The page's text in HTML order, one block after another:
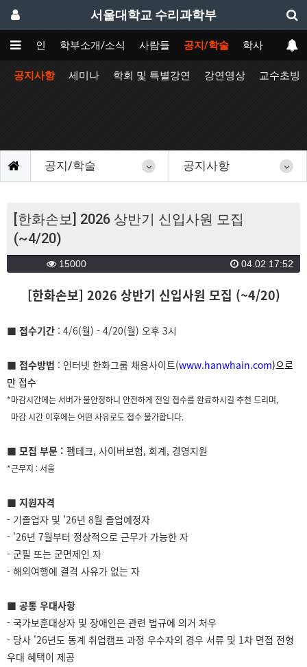
서울대학교 수리과학부
메인 학부소개/소식 사람들 공지/학술 학사
공지사항 세미나 학회 및 특별강연 강연영상 교수초빙
공지/학술 공지사항
[한화손보] 2026 상반기 신입사원 모집
(~4/20)
15000 04.02 17:52
[한화손보] 2026 상반기 신입사원 모집 (~4/20)
■ 접수기간 : 4/6(월) - 4/20(월) 오후 3시
■ 접수방법 : 인터넷 한화그룹 채용사이트(www.hanwhain.com)으로
만 접수
*마감시간에는 서버가 불안정하니 안전하게 전일 접수를 완료하시길 추천 드리며,
마감 시간 이후에는 어떤 사유로도 접수 불가합니다.
■ 모집 부문 : 펨테크, 사이버보험, 회계, 경영지원
*근무지 : 서울
■ 지원자격
- 기졸업자 및 '26년 8월 졸업예정자
- '26년 7월부터 정상적으로 근무가 가능한 자
- 군필 또는 군면제인 자
- 해외여행에 결격 사유가 없는 자
■ 공통 우대사항
- 국가보훈대상자 및 장애인은 관련 법규에 의거 처우
- 당사 '26년도 동계 취업캠프 과정 우수자의 경우 서류 및 1차 면접 전형
우대 혜택이 제공